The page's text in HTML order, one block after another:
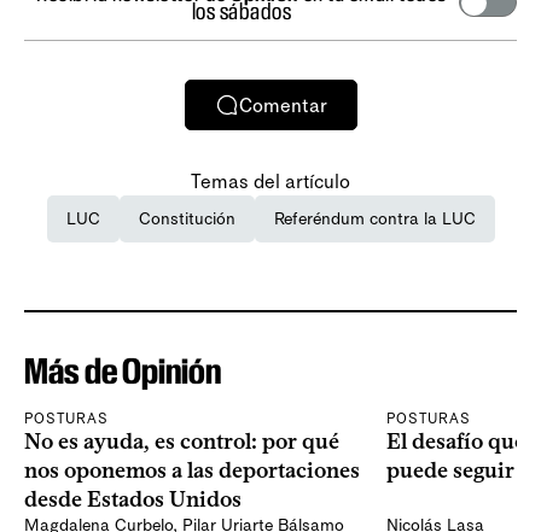
los sábados
Comentar
Temas del artículo
LUC Constitución Referéndum contra la LUC
Más de Opinión
POSTURAS
No es ayuda, es control: por qué
nos oponemos a las deportaciones
desde Estados Unidos
Magdalena Curbelo, Pilar Uriarte Bálsamo
POSTURAS
El desafío que
puede seguir
Nicolás Lasa